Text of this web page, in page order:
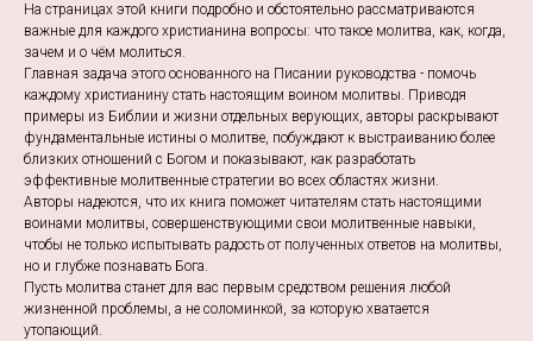
На страницах этой книги подробно и обстоятельно рассматриваются
важные для каждого христианина вопросы: что такое молитва, как, когда,
зачем и о чём молиться.
Главная задача этого основанного на Писании руководства - помочь
каждому христианину стать настоящим воином молитвы. Приводя
примеры из Библии и жизни отдельных верующих, авторы раскрывают
фундаментальные истины о молитве, побуждают к выстраиванию более
близких отношений с Богом и показывают, как разработать
эффективные молитвенные стратегии во всех областях жизни.
Авторы надеются, что их книга поможет читателям стать настоящими
воинами молитвы, совершенствующими свои молитвенные навыки,
чтобы не только испытывать радость от полученных ответов на молитвы,
но и глубже познавать Бога.
Пусть молитва станет для вас первым средством решения любой
жизненной проблемы, а не соломинкой, за которую хватается
утопающий.